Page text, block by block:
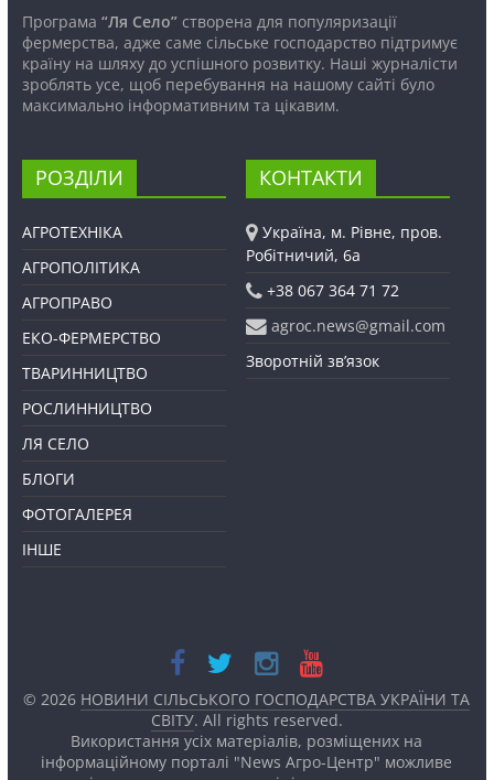
Програма “Ля Село”створена для популяризації
фермерства, адже саме сільське господарство підтримує
країну на шляху до успішного розвитку. Наші журналісти
зроблять усе, щоб перебування на нашому сайті було
максимально інформативним та цікавим.
РОЗДІЛИ
АГРОТЕХНІКА
АГРОПОЛІТИКА
АГРОПРАВО
ЕКО-ФЕРМЕРСТВО
ТВАРИННИЦТВО
РОСЛИННИЦТВО
ЛЯ СЕЛО
БЛОГИ
ФОТОГАЛЕРЕЯ
ІНШЕ
КОНТАКТИ
Україна, м. Рівне, пров.
Робітничий, 6а
+38 067 364 71 72
agroc.news@gmail.com
Зворотній зв’язок
© 2026 НОВИНИ СІЛЬСЬКОГО ГОСПОДАРСТВА УКРАЇНИ ТА
СВІТУ. All rights reserved.
Використання усіх матеріалів, розміщених на
інформаційному порталі "News Агро-Центр" можливе